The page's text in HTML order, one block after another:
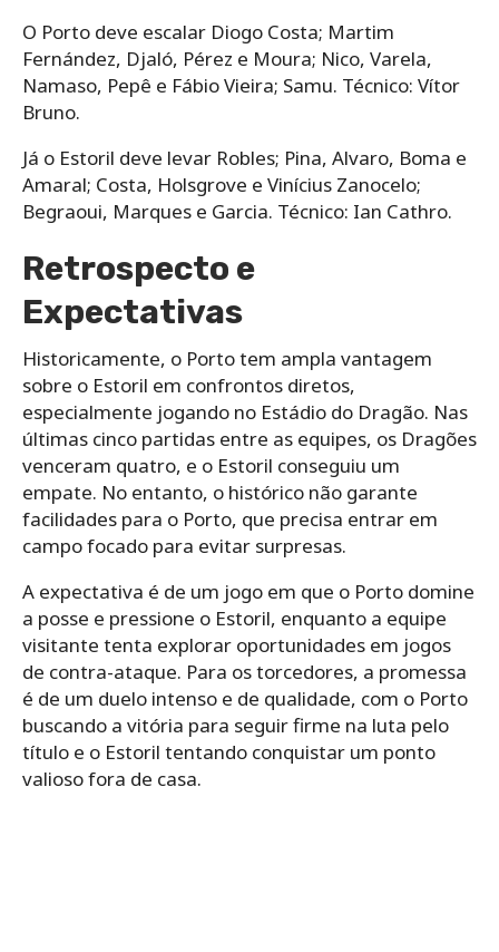
O Porto deve escalar Diogo Costa; Martim
Fernández, Djaló, Pérez e Moura; Nico, Varela,
Namaso, Pepê e Fábio Vieira; Samu. Técnico: Vítor
Bruno.
Já o Estoril deve levar Robles; Pina, Alvaro, Boma e
Amaral; Costa, Holsgrove e Vinícius Zanocelo;
Begraoui, Marques e Garcia. Técnico: Ian Cathro.
Retrospecto e
Expectativas
Historicamente, o Porto tem ampla vantagem
sobre o Estoril em confrontos diretos,
especialmente jogando no Estádio do Dragão. Nas
últimas cinco partidas entre as equipes, os Dragões
venceram quatro, e o Estoril conseguiu um
empate. No entanto, o histórico não garante
facilidades para o Porto, que precisa entrar em
campo focado para evitar surpresas.
A expectativa é de um jogo em que o Porto domine
a posse e pressione o Estoril, enquanto a equipe
visitante tenta explorar oportunidades em jogos
de contra-ataque. Para os torcedores, a promessa
é de um duelo intenso e de qualidade, com o Porto
buscando a vitória para seguir firme na luta pelo
título e o Estoril tentando conquistar um ponto
valioso fora de casa.